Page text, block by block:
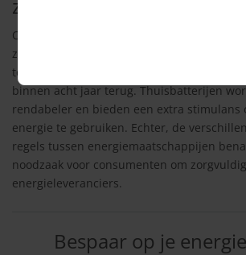
zonnepanelen lonend
Ondanks de opkomende terugleverkosten
zonnepanelen een aantrekkelijke
terugleverkosten verdienen mensen hun
binnen acht jaar terug. Thuisbatterijen
rendabeler en bieden een extra stimulans
energie te gebruiken. Echter, de
regels tussen energiemaatschappijen
noodzaak voor consumenten om
energieleveranciers.
Bespaar op je